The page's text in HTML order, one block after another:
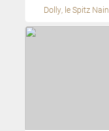
Dolly, le Spitz Nain